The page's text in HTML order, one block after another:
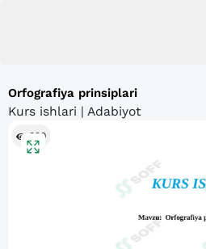
Orfografiya prinsiplari
Kurs ishlari | Adabiyot
820